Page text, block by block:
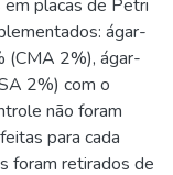
em placas de Petri
ágar-
(CMA 2%), ágar-
2%) com o
não foram
para cada
foram retirados de